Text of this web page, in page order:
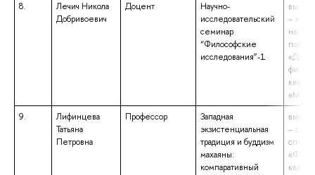
8.
Лечич Никола
Добривоевич
Доцент
Научно-
исследовательский
семинар
“Философские
исследования”-1
–
9.
Лифинцева
Татьяна
Петровна
Профессор
Западная
экзистенциальная
традиция и буддизм
махаяны:
компаративный
–